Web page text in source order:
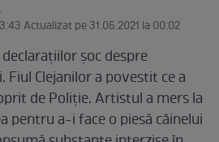
.
Actualizat pe 31.05.2021 la 00:02
șoc despre
Clejanilor a povestit ce a
de Poliție. Artistul a mers la
pentru a-i face o piesă câinelui